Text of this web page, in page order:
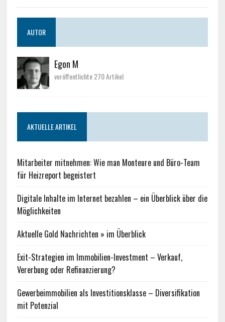
AUTOR
Egon M
veröffentlichte 270 Artikel
AKTUELLE ARTIKEL
Mitarbeiter mitnehmen: Wie man Monteure und Büro-Team
für Heizreport begeistert
Digitale Inhalte im Internet bezahlen – ein Überblick über die
Möglichkeiten
Aktuelle Gold Nachrichten » im Überblick
Exit-Strategien im Immobilien-Investment – Verkauf,
Vererbung oder Refinanzierung?
Gewerbeimmobilien als Investitionsklasse – Diversifikation
mit Potenzial